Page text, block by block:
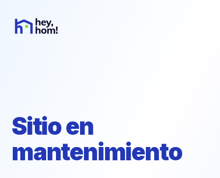
Sitio en
mantenimiento